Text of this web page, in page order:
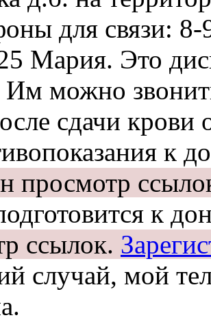
для связи:
Мария. Это
можно
сдачи крови
к
просмотр
к
ссылок.
случай, мой